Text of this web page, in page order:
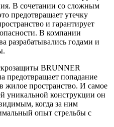
В сочетании со сложным
предотвращает утечку
и гарантирует
В компании
разрабатывались годами и
BRUNNER
предотвращает попадание
жилое пространство. И самое
уникальной конструкции он
когда за ним
опыт стрельбы с